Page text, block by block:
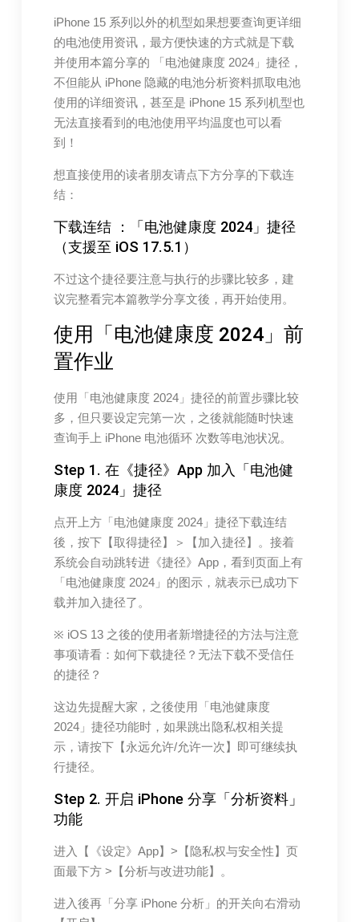
iPhone 15 系列以外的机型如果想要查询更详细
的电池使用资讯，最方便快速的方式就是下载
并使用本篇分享的 「电池健康度 2024」捷径，
不但能从 iPhone 隐藏的电池分析资料抓取电池
使用的详细资讯，甚至是 iPhone 15 系列机型也
无法直接看到的电池使用平均温度也可以看
到！
想直接使用的读者朋友请点下方分享的下载连
结：
下载连结 ：「电池健康度 2024」捷径
（支援至 iOS 17.5.1）
不过这个捷径要注意与执行的步骤比较多，建
议完整看完本篇教学分享文後，再开始使用。
使用「电池健康度 2024」前
置作业
使用「电池健康度 2024」捷径的前置步骤比较
多，但只要设定完第一次，之後就能随时快速
查询手上 iPhone 电池循环 次数等电池状况。
Step 1. 在《捷径》App 加入「电池健
康度 2024」捷径
点开上方「电池健康度 2024」捷径下载连结
後，按下【取得捷径】＞【加入捷径】。接着
系统会自动跳转进《捷径》App，看到页面上有
「电池健康度 2024」的图示，就表示已成功下
载并加入捷径了。
※ iOS 13 之後的使用者新增捷径的方法与注意
事项请看：如何下载捷径？无法下载不受信任
的捷径？
这边先提醒大家，之後使用「电池健康度
2024」捷径功能时，如果跳出隐私权相关提
示，请按下【永远允许/允许一次】即可继续执
行捷径。
Step 2. 开启 iPhone 分享「分析资料」
功能
进入【《设定》App】>【隐私权与安全性】页
面最下方 >【分析与改进功能】。
进入後再「分享 iPhone 分析」的开关向右滑动